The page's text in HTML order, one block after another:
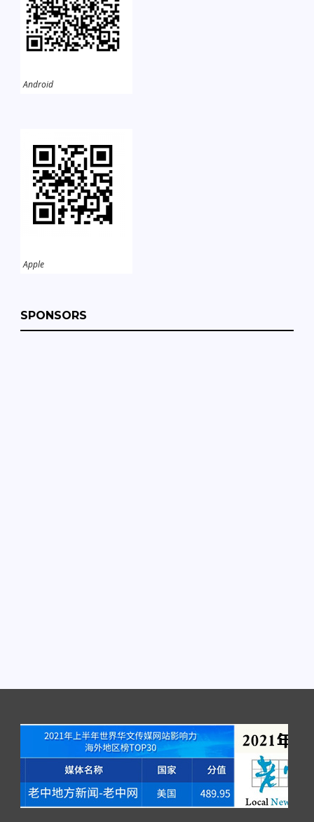
Android
Apple
SPONSORS